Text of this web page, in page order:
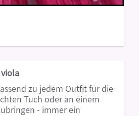
viola
zu jedem Outfit für die
Tuch oder an einem
- immer ein